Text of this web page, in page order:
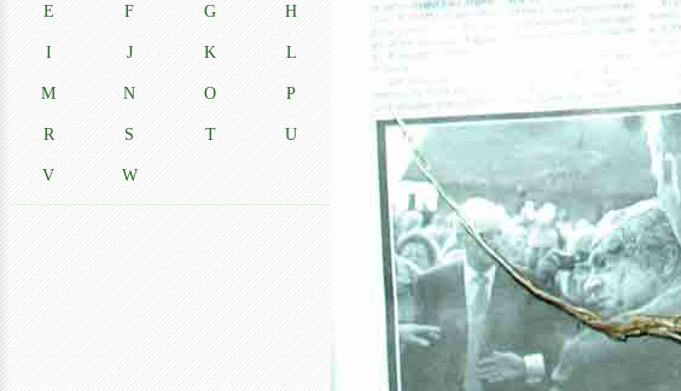
E F G H
I J K L
M N O P
R S T U
V W